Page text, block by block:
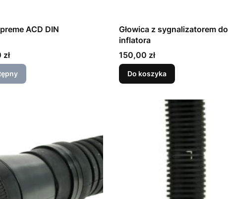
ACD DIN
Głowica z sygnalizatorem do
inflatora
Cena
150,00 zł
Do koszyka